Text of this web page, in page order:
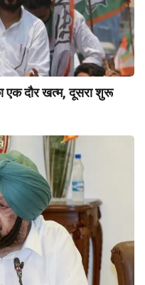
एक दौर खत्म, दूसरा शुरू